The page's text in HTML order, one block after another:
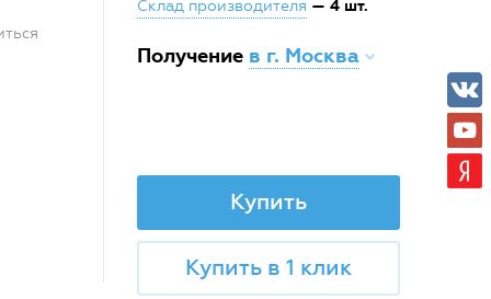
Склад производителя — 4 шт.
Получение в г. Москва
Купить
Купить в 1 клик